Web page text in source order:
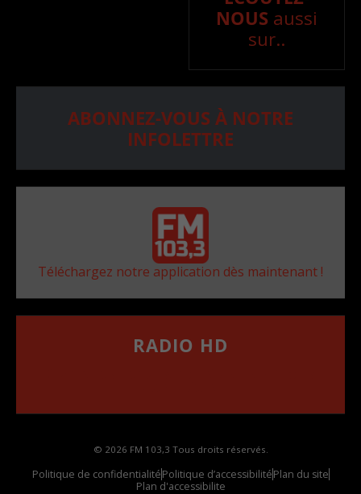
NOUS aussi
sur..
ABONNEZ-VOUS À NOTRE
INFOLETTRE
Téléchargez notre application dès maintenant !
RADIO HD
© 2026 FM 103,3 Tous droits réservés.
Politique de confidentialitéPolitique d’accessibilitéPlan du site
Plan d'accessibilite